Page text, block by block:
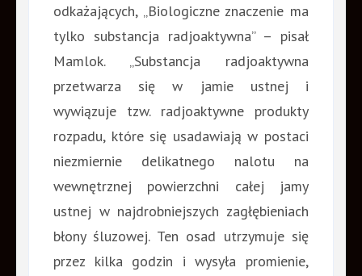
odkażających, „Biologiczne znaczenie ma
tylko substancja radjoaktywna” – pisał
Mamlok. „Substancja radjoaktywna
przetwarza się w jamie ustnej i
wywiązuje tzw. radjoaktywne produkty
rozpadu, które się usadawiają w postaci
niezmiernie delikatnego nalotu na
wewnętrznej powierzchni całej jamy
ustnej w najdrobniejszych zagłębieniach
błony śluzowej. Ten osad utrzymuje się
przez kilka godzin i wysyła promienie,